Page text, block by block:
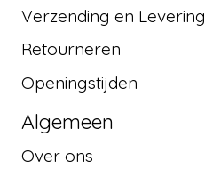
Verzending en Levering
Retourneren
Openingstijden
Algemeen
Over ons